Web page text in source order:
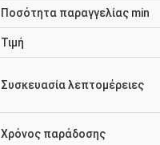
Ποσότητα παραγγελίας min
Τιμή
Συσκευασία λεπτομέρειες
Χρόνος παράδοσης